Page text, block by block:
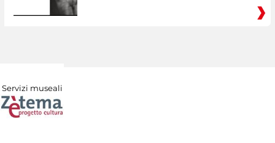
Servizi museali